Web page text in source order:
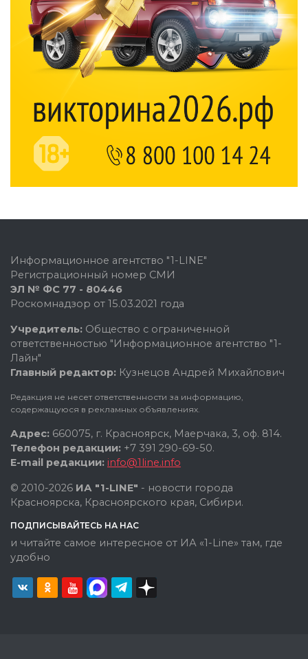
Информационное агентство "1-LINE"
Регистрационный номер СМИ
ЭЛ № ФС 77 - 80446
Роскомнадзор от 15.03.2021 года
Учредитель: Общество с ограниченной
ответственностью "Информационное агентство "1-
Лайн"
Главный редактор: Кузнецов Андрей Михайлович
Редакция не несет ответственности за информацию,
содержащуюся в рекламных объявлениях.
Адрес: 660075, г. Красноярск, Маерчака, 3, оф. 814.
Телефон редакции: +7 391 290-69-50.
E-mail редакции: info@1line.info
© 2010-2026 ИА "1-LINE" - новости города
Красноярска, Красноярского края, Сибири.
ПОДПИСЫВАЙТЕСЬ НА НАС
и читайте самое интересное от ИА «1-Line» там, где
удобно